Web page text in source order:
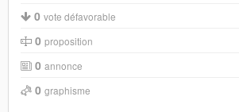
0 vote défavorable
0 proposition
0 annonce
0 graphisme